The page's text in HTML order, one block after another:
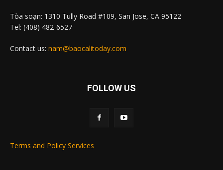
Tòa soạn: 1310 Tully Road #109, San Jose, CA 95122
Tel: (408) 482-6527
Contact us: nam@baocalitoday.com
FOLLOW US
Terms and Policy Services